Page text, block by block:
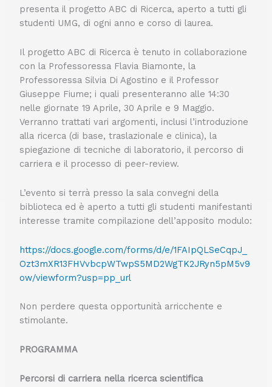
presenta il progetto ABC di Ricerca, aperto a tutti gli
studenti UMG, di ogni anno e corso di laurea.
Il progetto ABC di Ricerca è tenuto in collaborazione
con la Professoressa Flavia Biamonte, la
Professoressa Silvia Di Agostino e il Professor
Giuseppe Fiume; i quali presenteranno alle 14:30
nelle giornate 19 Aprile, 30 Aprile e 9 Maggio.
Verranno trattati vari argomenti, inclusi l’introduzione
alla ricerca (di base, traslazionale e clinica), la
spiegazione di tecniche di laboratorio, il percorso di
carriera e il processo di peer-review.
L’evento si terrà presso la sala convegni della
biblioteca ed è aperto a tutti gli studenti manifestanti
interesse tramite compilazione dell’apposito modulo:
https://docs.google.com/forms/d/e/1FAIpQLSeCqpJ_
Ozt3mXR13FHVvbcpWTwpS5MD2WgTK2JRyn5pM5v9
ow/viewform?usp=pp_url
Non perdere questa opportunità arricchente e
stimolante.
PROGRAMMA
Percorsi di carriera nella ricerca scientifica